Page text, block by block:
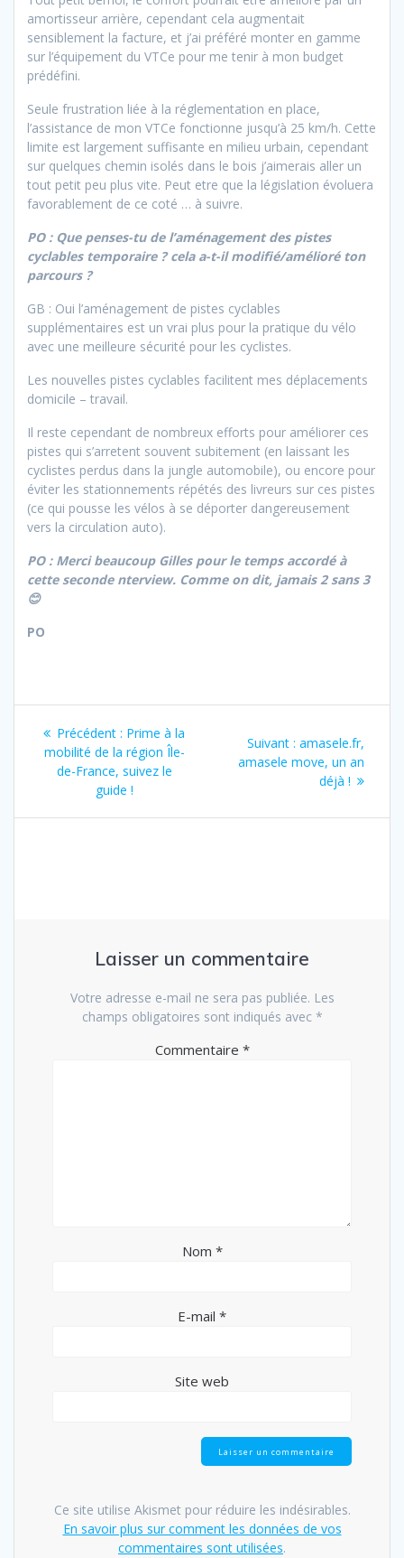
amortisseur arrière, cependant cela augmentait
sensiblement la facture, et j’ai préféré monter en gamme
sur l’équipement du VTCe pour me tenir à mon budget
prédéfini.
Seule frustration liée à la réglementation en place,
l’assistance de mon VTCe fonctionne jusqu’à 25 km/h. Cette
limite est largement suffisante en milieu urbain, cependant
sur quelques chemin isolés dans le bois j’aimerais aller un
tout petit peu plus vite. Peut etre que la législation évoluera
favorablement de ce coté … à suivre.
PO : Que penses-tu de l’aménagement des pistes
cyclables temporaire ? cela a-t-il modifié/amélioré ton
parcours ?
GB : Oui l’aménagement de pistes cyclables
supplémentaires est un vrai plus pour la pratique du vélo
avec une meilleure sécurité pour les cyclistes.
Les nouvelles pistes cyclables facilitent mes déplacements
domicile – travail.
Il reste cependant de nombreux efforts pour améliorer ces
pistes qui s’arretent souvent subitement (en laissant les
cyclistes perdus dans la jungle automobile), ou encore pour
éviter les stationnements répétés des livreurs sur ces pistes
(ce qui pousse les vélos à se déporter dangereusement
vers la circulation auto).
PO : Merci beaucoup Gilles pour le temps accordé à
cette seconde nterview. Comme on dit, jamais 2 sans 3
😊
PO
Navigation
de
l’article
Précédent : Article
précédent
:
Prime à la
mobilité de la région Île-
de-France, suivez le
guide !
Suivant : Article
suivant
amasele.fr,
amasele move, un an
déjà !
Laisser un commentaire
Votre adresse e-mail ne sera pas publiée. Les
champs obligatoires sont indiqués avec *
Commentaire *
Nom *
E-mail *
Site web
Ce site utilise Akismet pour réduire les indésirables.
En savoir plus sur comment les données de vos
commentaires sont utilisées.